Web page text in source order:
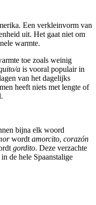
Een verkleinvorm van
uit. Het gaat niet om
warmte.
toe zoals weinig
a is vooral populair in
van het dagelijks
heeft niets met lengte of
bijna elk woord
wordt amorcito, corazón
gordito. Deze verzachte
de hele Spaanstalige